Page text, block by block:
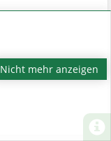
Nicht mehr anzeigen